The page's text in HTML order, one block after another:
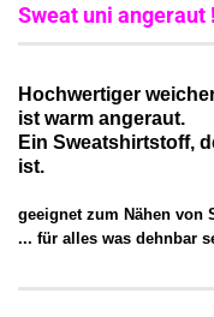
Sweat uni
Hochwertiger
ist warm angeraut.
Ein Sweatshirtstoff,
ist.
geeignet zum Nähen von
... für alles was dehnbar